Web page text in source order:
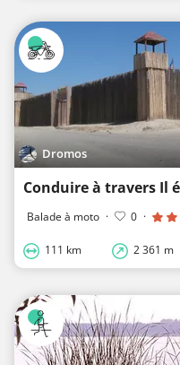
Dromos
Conduire à travers Il
Balade à moto · 0 ·
111 km 2 361 m